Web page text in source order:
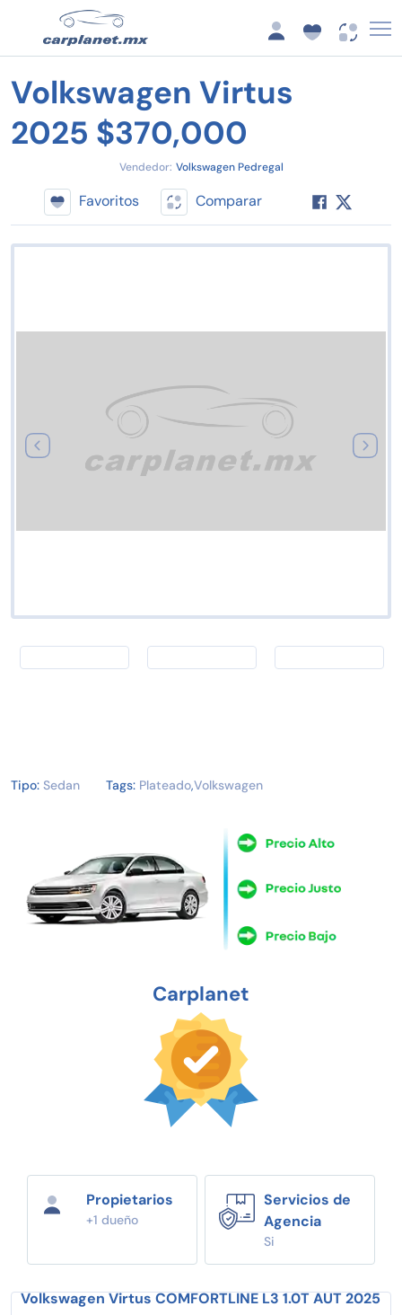
Volkswagen Virtus
2025 $370,000
Vendedor: Volkswagen Pedregal
Favoritos Comparar
Tipo: Sedan Tags: Plateado,Volkswagen
Carplanet
Propietarios
+1 dueño
Servicios de
Agencia
Si
Volkswagen Virtus COMFORTLINE L3 1.0T AUT 2025